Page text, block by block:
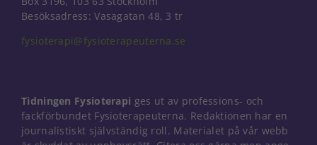
Besöksadress: Vasagatan 48, 3 tr
fysioterapi@fysioterapeuterna.se
Tidningen Fysioterapi ges ut av professions- och
fackförbundet Fysioterapeuterna. Redaktionen har en
journalistiskt självständig roll. Materialet på vår webb